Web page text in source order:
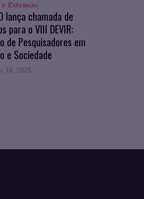
e Extensão
lança chamada de
para o VIII DEVIR:
de Pesquisadores em
e Sociedade
18, 2025